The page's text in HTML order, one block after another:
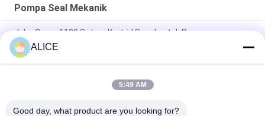
Pompa Seal Mekanik
John Crane 1100 Setara Kartrid Segel untuk Pemasangan
Mudah dan Segel Mekanik Pompa yang Disesuaikan
Segel mekanik 22mm LOWARA-22-X segel pompa
KL-C2PP Flowserve ISC2PP Cartridge Type Mechanical Seal
ALICE
5:49 AM
Good day, what product are you looking for?